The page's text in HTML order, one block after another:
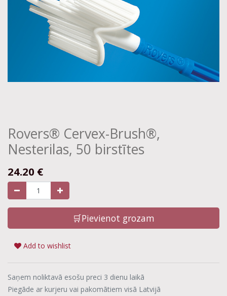
Rovers® Cervex-Brush®,
Nesterilas, 50 birstītes
24.20 €
🛒Pievienot grozam
Add to wishlist
Saņem noliktavā esošu preci 3 dienu laikā
Piegāde ar kurjeru vai pakomātiem visā Latvijā